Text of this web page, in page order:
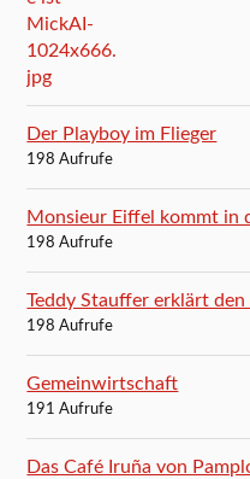
Der Playboy im Flieger
198 Aufrufe
Monsieur Eiffel kommt in
198 Aufrufe
Teddy Stauffer erklärt den
198 Aufrufe
Gemeinwirtschaft
191 Aufrufe
Das Café Iruña von